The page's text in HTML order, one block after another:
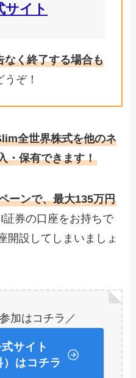
サイト
なく終了する場合も
ぞ！
全世界株式を他のネ
・保有できます！
ーンで、最大135万円
券の口座をお持ちで
開設してしまいましょ
加はコチラ／
サイト
）はコチラ